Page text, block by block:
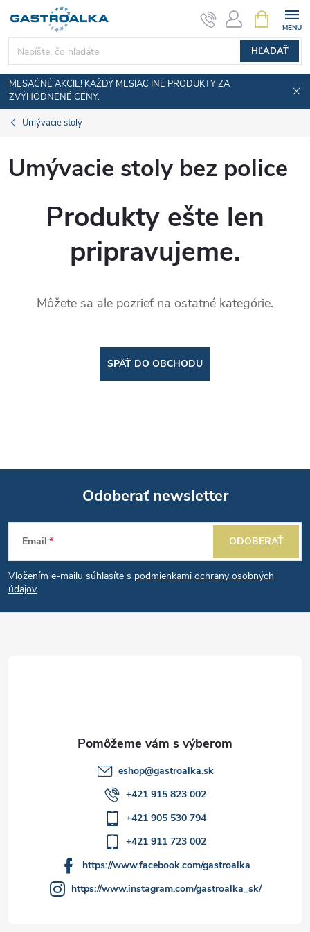
obsah
HĽADAŤ
KOŠÍK
MESAČNÉ AKCIE! KAŽDÝ MESIAC INÉ PRODUKTY ZA
ZVÝHODNENÉ CENY.
Umývacie stoly
Umývacie stoly bez police
Produkty ešte len
pripravujeme.
Môžete sa ale pozrieť na ostatné kategórie.
SPÄŤ DO OBCHODU
Z
á
p
Odoberať newsletter
Email
Vložením e-mailu súhlasíte s podmienkami ochrany osobných
údajov
ODOBERAŤ
eshop@gastroalka.sk
+421 915 823 002
+421 905 530 794
+421 911 723 002
https://www.facebook.com/gastroalka
https://www.instagram.com/gastroalka_sk/